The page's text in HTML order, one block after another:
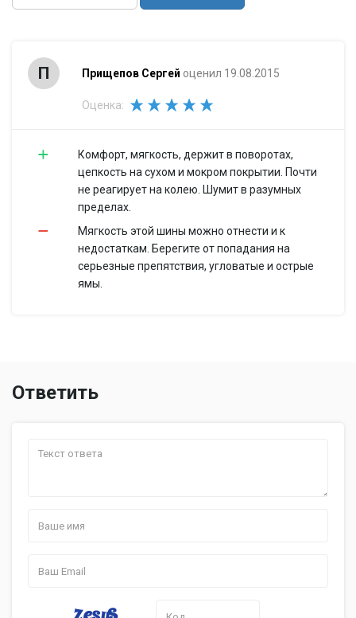
Тип рисунка
Тип рисунка протектора:
протектор
Индекс
максимальной
(до 240 км/ч) / W (до 270 км/ч) / Y
Максимальная
Максимальная нагрузка (на одну
шину): 478...1120 кг
Диагональные
Диагональные: нет
П Прищепов Сергей оценил 19.08.2015
Оценка:
Комфорт, мягкость, держит в поворотах,
цепкость на сухом и мокром покрытии. Почти
не реагирует на колею. Шумит в разумных
пределах.
Мягкость этой шины можно отнести и к
недостаткам. Берегите от попадания на
серьезные препятствия, угловатые и острые
ямы.
Ответить